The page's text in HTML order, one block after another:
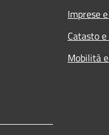
Imprese
Catasto
Mobilità